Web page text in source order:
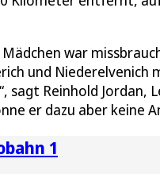
war
und Niederelvenich
sagt Reinhold Jordan,
er dazu aber keine
1